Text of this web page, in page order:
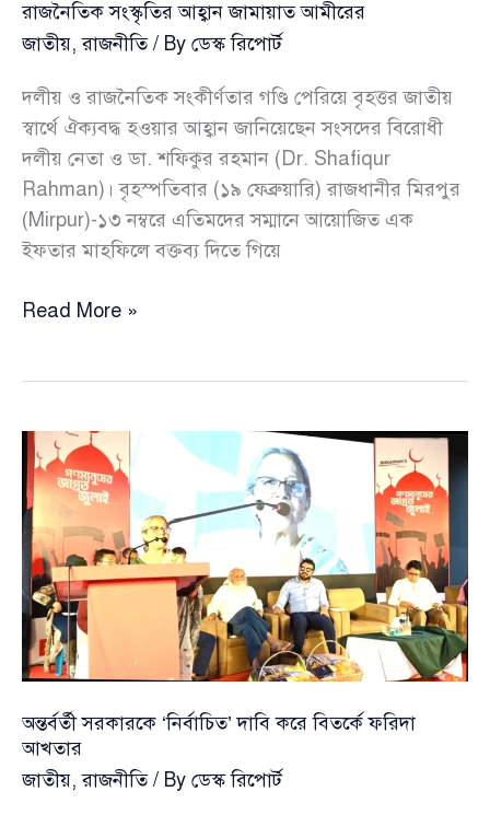
রাজনৈতিক সংস্কৃতির আহ্বান জামায়াত আমীরের
জাতীয়,রাজনীতি/ By ডেস্ক রিপোর্ট
দলীয় ও রাজনৈতিক সংকীর্ণতার গণ্ডি পেরিয়ে বৃহত্তর জাতীয়
স্বার্থে ঐক্যবদ্ধ হওয়ার আহ্বান জানিয়েছেন সংসদের বিরোধী
দলীয় নেতা ও ডা. শফিকুর রহমান (Dr. Shafiqur
Rahman)। বৃহস্পতিবার (১৯ ফেব্রুয়ারি) রাজধানীর মিরপুর
(Mirpur)-১৩ নম্বরে এতিমদের সম্মানে আয়োজিত এক
ইফতার মাহফিলে বক্তব্য দিতে গিয়ে
এতিমদের
উঠবে
প্রধানমন্ত্রী
—
রাজনৈতিক
সংস্কৃতির
আহ্বান
জামায়াত
আমীরের
Read More »
অন্তর্বর্তী সরকারকে ‘নির্বাচিত’ দাবি করে বিতর্কে ফরিদা
আখতার
জাতীয়,রাজনীতি/ By ডেস্ক রিপোর্ট